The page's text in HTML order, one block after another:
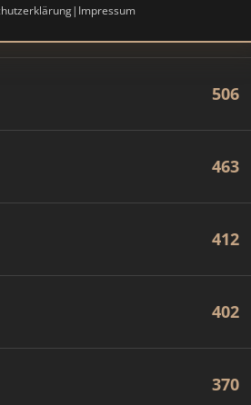
| Impressum
506
463
412
402
370